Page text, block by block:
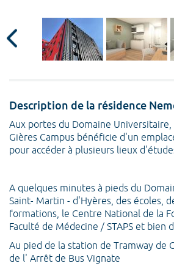
Description de la résidence
Aux portes du Domaine Universitaire,
Gières Campus bénéficie d'un
pour accéder à plusieurs lieux
A quelques minutes à pieds du
Saint- Martin - d'Hyères, des écoles,
formations, le Centre National de la
Faculté de Médecine / STAPS et bien
Au pied de la station de Tramway de
de l' Arrêt de Bus Vignate